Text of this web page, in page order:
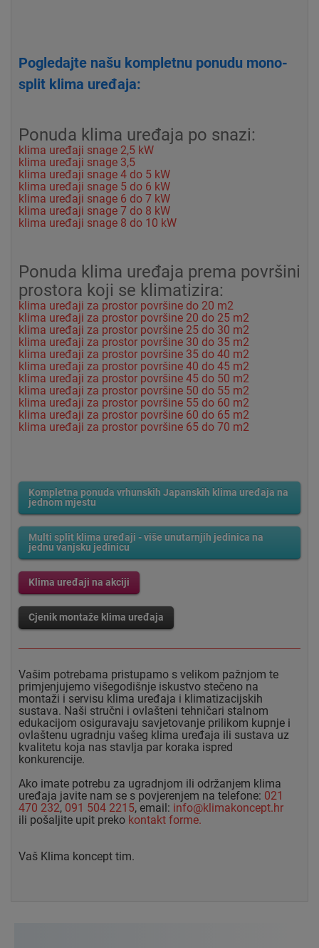
Pogledajte našu kompletnu ponudu mono-
split klima uređaja:
Ponuda klima uređaja po snazi:
klima uređaji snage 2,5 kW
klima uređaji snage 3,5
klima uređaji snage 4 do 5 kW
klima uređaji snage 5 do 6 kW
klima uređaji snage 6 do 7 kW
klima uređaji snage 7 do 8 kW
klima uređaji snage 8 do 10 kW
Ponuda klima uređaja prema površini
prostora koji se klimatizira:
klima uređaji za prostor površine do 20 m2
klima uređaji za prostor površine 20 do 25 m2
klima uređaji za prostor površine 25 do 30 m2
klima uređaji za prostor površine 30 do 35 m2
klima uređaji za prostor površine 35 do 40 m2
klima uređaji za prostor površine 40 do 45 m2
klima uređaji za prostor površine 45 do 50 m2
klima uređaji za prostor površine 50 do 55 m2
klima uređaji za prostor površine 55 do 60 m2
klima uređaji za prostor površine 60 do 65 m2
klima uređaji za prostor površine 65 do 70 m2
Kompletna ponuda vrhunskih Japanskih klima uređaja na
jednom mjestu
Multi split klima uređaji - više unutarnjih jedinica na
jednu vanjsku jedinicu
Klima uređaji na akciji
Cjenik montaže klima uređaja
Vašim potrebama pristupamo s velikom pažnjom te
primjenjujemo višegodišnje iskustvo stečeno na
montaži i servisu klima uređaja i klimatizacijskih
sustava. Naši stručni i ovlašteni tehničari stalnom
edukacijom osiguravaju savjetovanje prilikom kupnje i
ovlaštenu ugradnju vašeg klima uređaja ili sustava uz
kvalitetu koja nas stavlja par koraka ispred
konkurencije.
Ako imate potrebu za ugradnjom ili održanjem klima
uređaja javite nam se s povjerenjem na telefone: 021
470 232, 091 504 2215, email: info@klimakoncept.hr
ili pošaljite upit preko kontakt forme.
Vaš Klima koncept tim.